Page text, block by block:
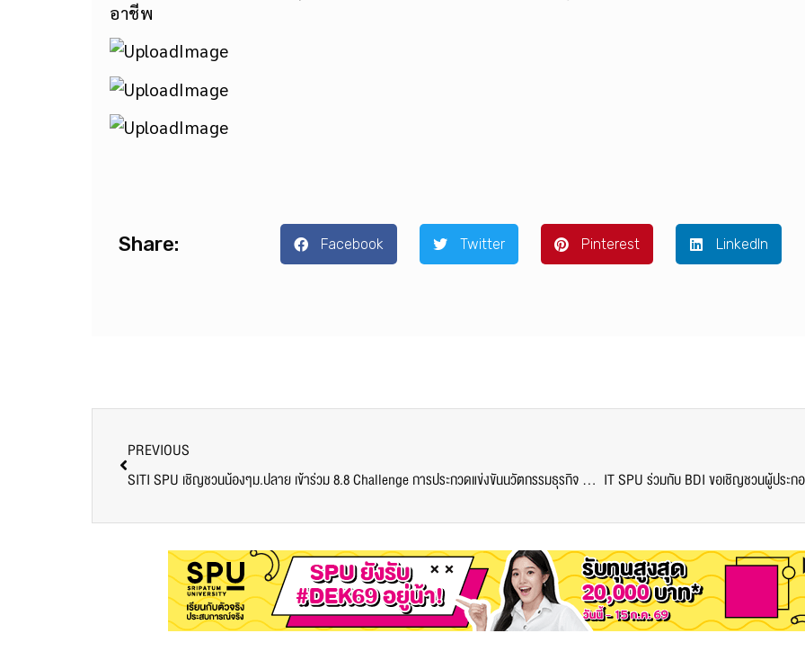
อาชีพ
Share: Facebook Twitter Pinterest LinkedIn
PREVIOUS
SITI SPU เชิญชวนน้องๆม.ปลาย เข้าร่วม 8.8 Challenge การประกวดแข่งขันนวัตกรรมธุรกิจ ชิงเงินรางวัลกว่า 20,000 บาท